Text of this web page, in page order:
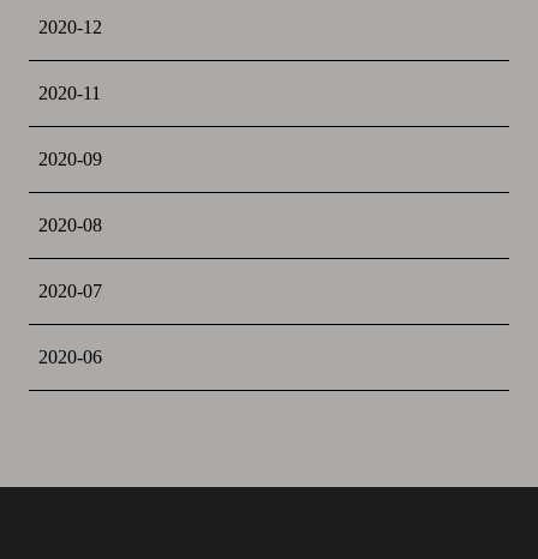
2020-12
2020-11
2020-09
2020-08
2020-07
2020-06